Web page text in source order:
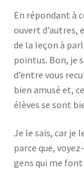
En répondant à
ouvert d’autres,
de la leçon à
pointus. Bon, je
d’entre vous
bien amusé et,
élèves se sont
Je le sais, car je
parce que,
gens qui me